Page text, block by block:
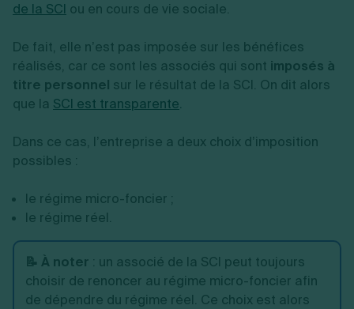
de la SCI ou en cours de vie sociale.
De fait, elle n’est pas imposée sur les bénéfices
réalisés, car ce sont les associés qui sont imposés à
titre personnel sur le résultat de la SCI. On dit alors
que la SCI est transparente.
Dans ce cas, l’entreprise a deux choix d’imposition
possibles :
le régime micro-foncier ;
le régime réel.
📝 À noter : un associé de la SCI peut toujours
choisir de renoncer au régime micro-foncier afin
de dépendre du régime réel. Ce choix est alors